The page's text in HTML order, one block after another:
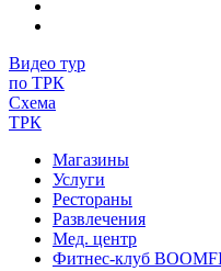
Видео тур
по ТРК
Схема
ТРК
Магазины
Услуги
Рестораны
Развлечения
Мед. центр
Фитнес-клуб